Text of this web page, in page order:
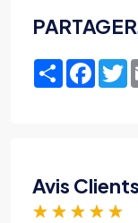
PARTAGER
Share
Avis Clients
★ ★ ★ ★ ★